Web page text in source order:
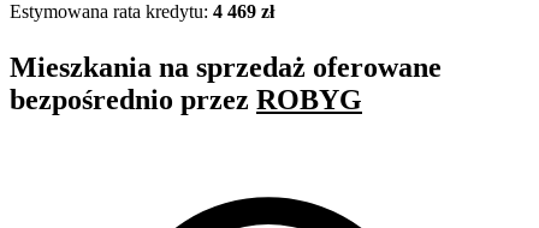
Estymowana rata kredytu: 4 469 zł
Mieszkania na sprzedaż oferowane
bezpośrednio przez ROBYG